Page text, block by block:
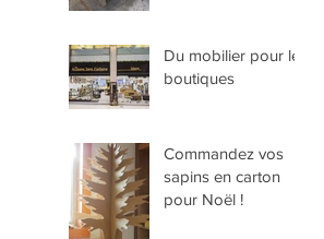
Du mobilier pour les
boutiques
Commandez vos
sapins en carton
pour Noël !